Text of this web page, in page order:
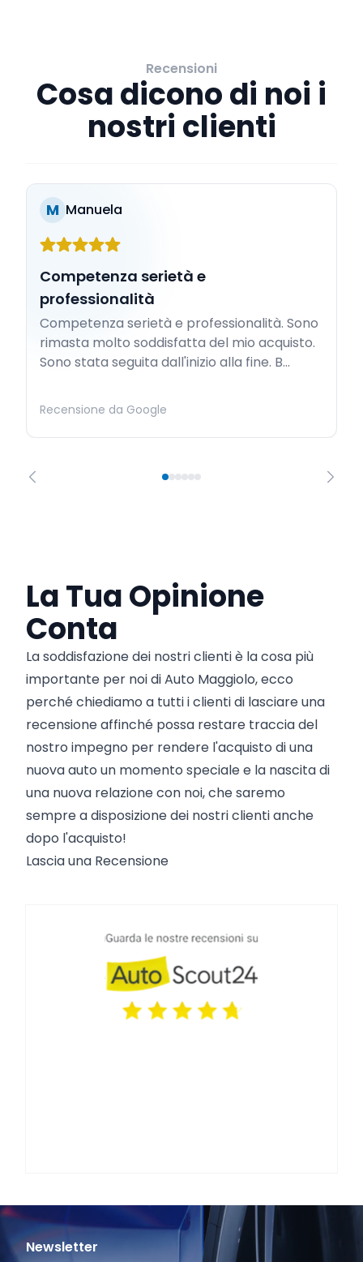
Recensioni
Cosa dicono di noi i
nostri clienti
M Manuela
Competenza serietà e
professionalità
Competenza serietà e professionalità. Sono
rimasta molto soddisfatta del mio acquisto.
Sono stata seguita dall'inizio alla fine. B...
Recensione da Google
La Tua Opinione
Conta
La soddisfazione dei nostri clienti è la cosa più
importante per noi di Auto Maggiolo, ecco
perché chiediamo a tutti i clienti di lasciare una
recensione affinché possa restare traccia del
nostro impegno per rendere l'acquisto di una
nuova auto un momento speciale e la nascita di
una nuova relazione con noi, che saremo
sempre a disposizione dei nostri clienti anche
dopo l'acquisto!
Lascia una Recensione
Newsletter